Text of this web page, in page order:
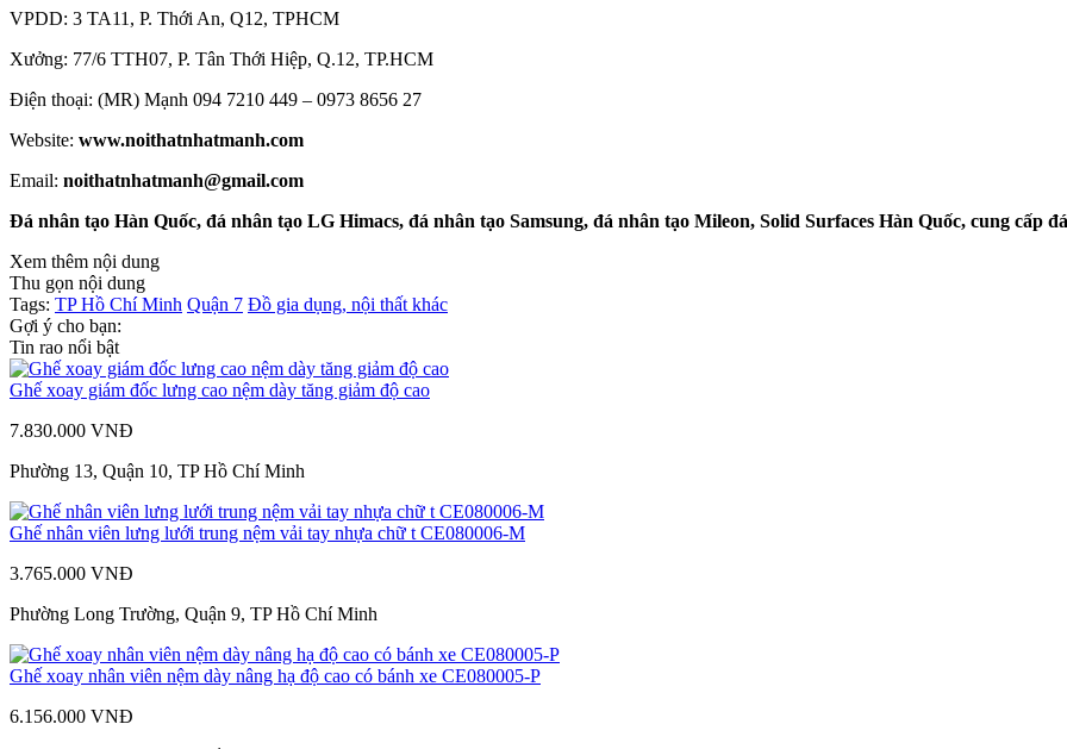
VPDD: 3 TA11, P. Thới An, Q12, TPHCM
Xưởng: 77/6 TTH07, P. Tân Thới Hiệp, Q.12, TP.HCM
Điện thoại: (MR) Mạnh 094 7210 449 – 0973 8656 27
Website: www.noithatnhatmanh.com
Email: noithatnhatmanh@gmail.com
Đá nhân tạo Hàn Quốc, đá nhân tạo LG Himacs, đá nhân tạo Samsung, đá nhân tạo Mileon, Solid Surfaces Hàn Quốc, cung cấp
Xem thêm nội dung
Thu gọn nội dung
Tags: TP Hồ Chí Minh Quận 7 Đồ gia dụng, nội thất khác
Gợi ý cho bạn:
Tin rao nổi bật
Ghế xoay giám đốc lưng cao nệm dày tăng giảm độ cao
7.830.000 VNĐ
Phường 13, Quận 10, TP Hồ Chí Minh
Ghế nhân viên lưng lưới trung nệm vải tay nhựa chữ t CE080006-M
3.765.000 VNĐ
Phường Long Trường, Quận 9, TP Hồ Chí Minh
Ghế xoay nhân viên nệm dày nâng hạ độ cao có bánh xe CE080005-P
6.156.000 VNĐ